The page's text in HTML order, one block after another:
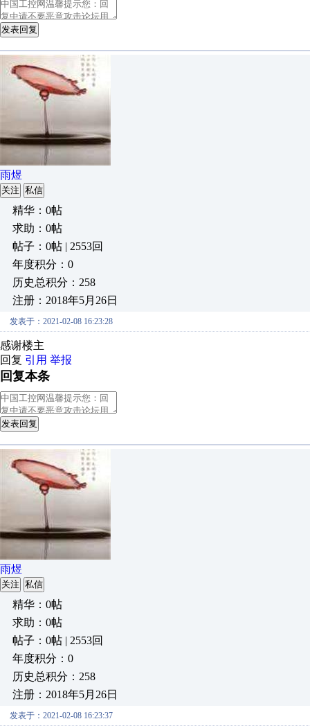
发表回复
雨煜
关注 私信
精华：0帖
求助：0帖
帖子：0帖 | 2553回
年度积分：0
历史总积分：258
注册：2018年5月26日
发表于：2021-02-08 16:23:28
感谢楼主
回复 引用 举报
回复本条
发表回复
雨煜
关注 私信
精华：0帖
求助：0帖
帖子：0帖 | 2553回
年度积分：0
历史总积分：258
注册：2018年5月26日
发表于：2021-02-08 16:23:37